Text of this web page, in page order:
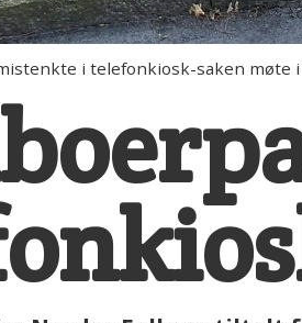
mistenkte i telefonkiosk-saken møte